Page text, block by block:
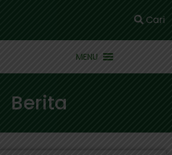
Cari
MENU
Berita